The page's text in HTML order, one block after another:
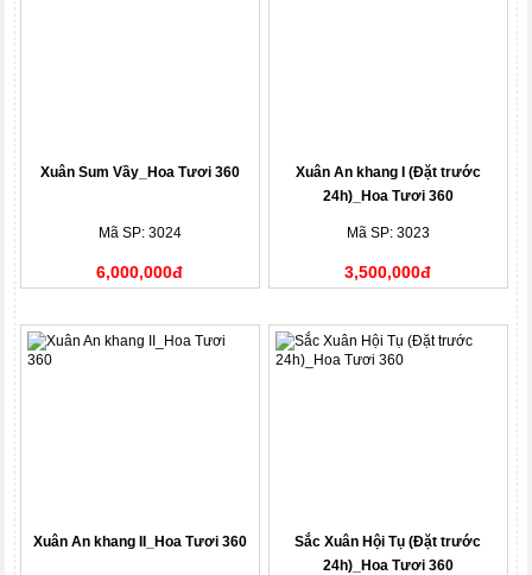
Xuân Sum Vầy_Hoa Tươi 360
Mã SP: 3024
6,000,000đ
Xuân An khang I (Đặt trước
24h)_Hoa Tươi 360
Mã SP: 3023
3,500,000đ
Xuân An khang II_Hoa Tươi 360
Sắc Xuân Hội Tụ (Đặt trước
24h)_Hoa Tươi 360